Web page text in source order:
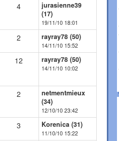
4
jurasienne39
(17)
19/11/10 18:01
2 rayray78 (50)
14/11/10 15:52
12 rayray78 (50)
14/11/10 10:02
2
netmentmieux
(34)
12/10/10 23:42
3 Korenica (31)
11/10/10 15:22